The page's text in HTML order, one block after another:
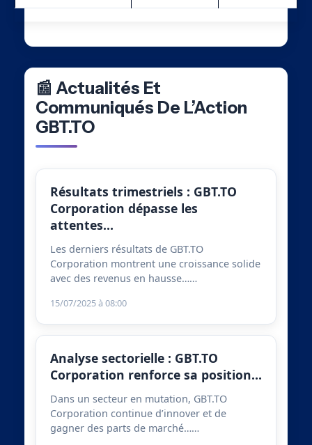
📰 Actualités Et
Communiqués De L’Action
GBT.TO
Résultats trimestriels : GBT.TO
Corporation dépasse les
attentes…
Les derniers résultats de GBT.TO
Corporation montrent une croissance solide
avec des revenus en hausse……
15/07/2025 à 08:00
Analyse sectorielle : GBT.TO
Corporation renforce sa position…
Dans un secteur en mutation, GBT.TO
Corporation continue d’innover et de
gagner des parts de marché……